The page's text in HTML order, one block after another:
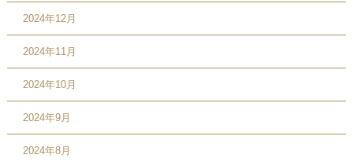
2024年12月
2024年11月
2024年10月
2024年9月
2024年8月